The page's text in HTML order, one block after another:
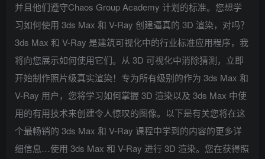
并且他们遵守Chaos Group Academy 计划的标准。您想学
习如何使用 3ds Max 和 V-Ray 创建逼真的 3D 渲染，对吗？
3ds Max 和 V-Ray 是建筑可视化中的行业标准应用程序，我
将向您展示如何使用它们。从 3D 可视化中消除猜测，立即
开始制作照片级真实渲染！专为所有级别的作为 3ds Max 和
V-Ray 用户，您将学习如何掌握 3D 渲染以及 3ds Max 中使
用的有用技术来创建令人惊叹的图像。以下是有关您将在这
个最畅销的 3ds Max 和 V-Ray 课程中学到的内容的更多详
细信息…使用 3ds Max 和 V-Ray 进行 3D 渲染。您在获得照